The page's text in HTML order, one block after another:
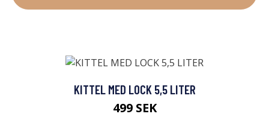
KITTEL MED LOCK 5,5 LITER
499 SEK